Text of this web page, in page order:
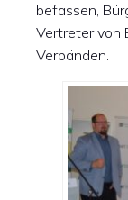
befassen,
Vertreter von
Verbänden.